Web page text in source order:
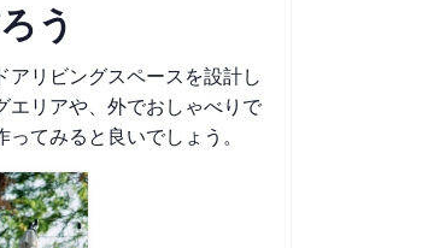
う
リビングスペースを設計し
エリアや、外でおしゃべりで
てみると良いでしょう。